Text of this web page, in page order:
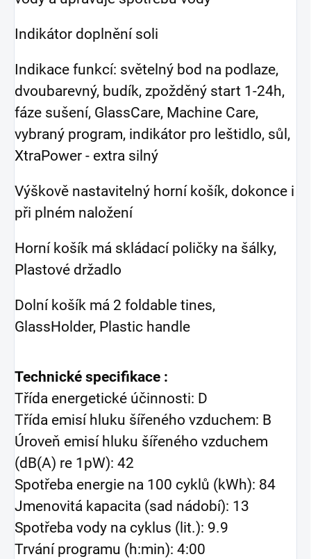
Indikátor doplnění soli
Indikace funkcí: světelný bod na podlaze,
dvoubarevný, budík, zpožděný start 1-24h,
fáze sušení, GlassCare, Machine Care,
vybraný program, indikátor pro leštidlo, sůl,
XtraPower - extra silný
Výškově nastavitelný horní košík, dokonce i
při plném naložení
Horní košík má skládací poličky na šálky,
Plastové držadlo
Dolní košík má 2 foldable tines,
GlassHolder, Plastic handle
Technické specifikace :
Třída energetické účinnosti: D
Třída emisí hluku šířeného vzduchem: B
Úroveň emisí hluku šířeného vzduchem
(dB(A) re 1pW): 42
Spotřeba energie na 100 cyklů (kWh): 84
Jmenovitá kapacita (sad nádobí): 13
Spotřeba vody na cyklus (lit.): 9.9
Trvání programu (h:min): 4:00